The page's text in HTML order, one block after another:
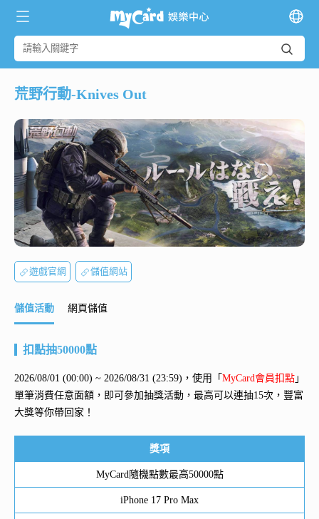
荒野行動-Knives Out
遊戲官網 儲值網站
儲值活動 網頁儲值
扣點抽50000點
2026/08/01 (00:00) ~ 2026/08/31 (23:59)，使用「 MyCard會員扣點 」
單筆消費任意面額，即可參加抽獎活動，最高可以連抽15次，豐富
大獎等你帶回家！
獎項
MyCard隨機點數最高50000點
iPhone 17 Pro Max